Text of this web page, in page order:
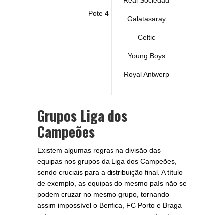
Pote 4
Galatasaray
Celtic
Young Boys
Royal Antwerp
Grupos Liga dos
Campeões
Existem algumas regras na divisão das
equipas nos grupos da Liga dos Campeões,
sendo cruciais para a distribuição final. A título
de exemplo, as equipas do mesmo país não se
podem cruzar no mesmo grupo, tornando
assim impossível o Benfica, FC Porto e Braga